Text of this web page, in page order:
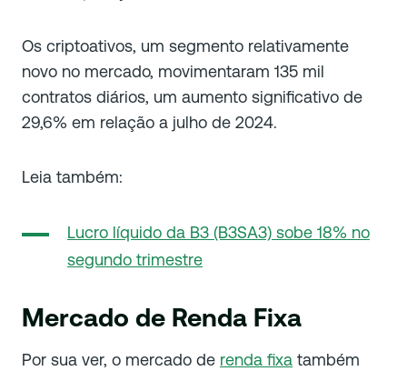
Os criptoativos, um segmento relativamente
novo no mercado, movimentaram 135 mil
contratos diários, um aumento significativo de
29,6% em relação a julho de 2024.
Leia também:
Lucro líquido da B3 (B3SA3) sobe 18% no
segundo trimestre
Mercado de Renda Fixa
Por sua ver, o mercado de renda fixa também